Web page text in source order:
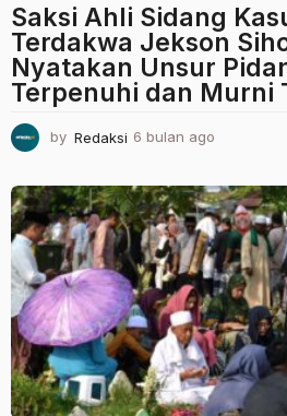
Saksi Ahli Sidang
Terdakwa Jekson
Nyatakan Unsur
Terpenuhi dan Murni
by Redaksi 6 bulan ago
l
a
n
a
g
o